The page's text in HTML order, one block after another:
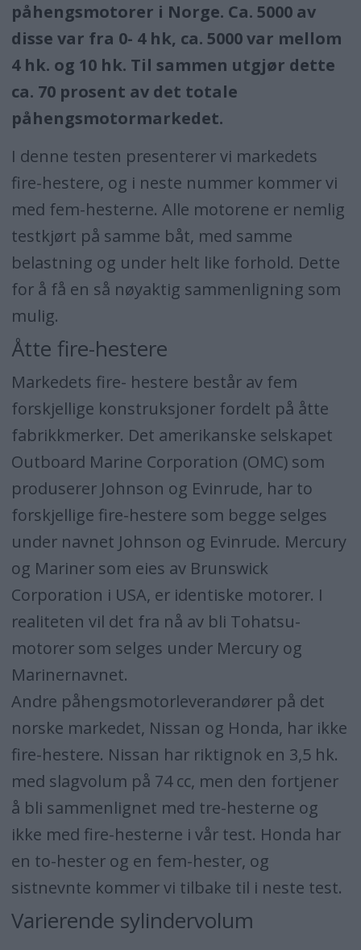
påhengsmotorer i Norge. Ca. 5000 av
disse var fra 0- 4 hk, ca. 5000 var mellom
4 hk. og 10 hk. Til sammen utgjør dette
ca. 70 prosent av det totale
påhengsmotormarkedet.
I denne testen presenterer vi markedets
fire-hestere, og i neste nummer kommer vi
med fem-hesterne. Alle motorene er nemlig
testkjørt på samme båt, med samme
belastning og under helt like forhold. Dette
for å få en så nøyaktig sammenligning som
mulig.
Åtte fire-hestere
Markedets fire- hestere består av fem
forskjellige konstruksjoner fordelt på åtte
fabrikkmerker. Det amerikanske selskapet
Outboard Marine Corporation (OMC) som
produserer Johnson og Evinrude, har to
forskjellige fire-hestere som begge selges
under navnet Johnson og Evinrude. Mercury
og Mariner som eies av Brunswick
Corporation i USA, er identiske motorer. I
realiteten vil det fra nå av bli Tohatsu-
motorer som selges under Mercury og
Marinernavnet.
Andre påhengsmotorleverandører på det
norske markedet, Nissan og Honda, har ikke
fire-hestere. Nissan har riktignok en 3,5 hk.
med slagvolum på 74 cc, men den fortjener
å bli sammenlignet med tre-hesterne og
ikke med fire-hesterne i vår test. Honda har
en to-hester og en fem-hester, og
sistnevnte kommer vi tilbake til i neste test.
Varierende sylindervolum